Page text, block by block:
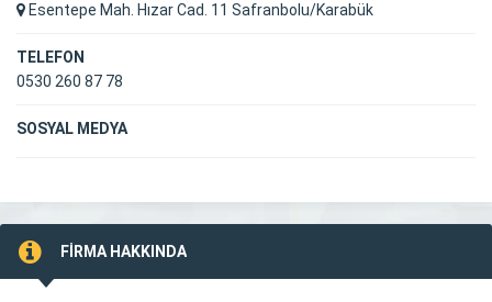
Esentepe Mah. Hızar Cad. 11 Safranbolu/Karabük
TELEFON
0530 260 87 78
SOSYAL MEDYA
FİRMA HAKKINDA